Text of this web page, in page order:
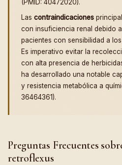
(PMID: 40472020).
Las contraindicaciones
con insuficiencia renal debido
pacientes con sensibilidad a
Es imperativo evitar la
con alta presencia de
ha desarrollado una notable
y resistencia metabólica a
36464361).
Preguntas Frecuentes
retroflexus